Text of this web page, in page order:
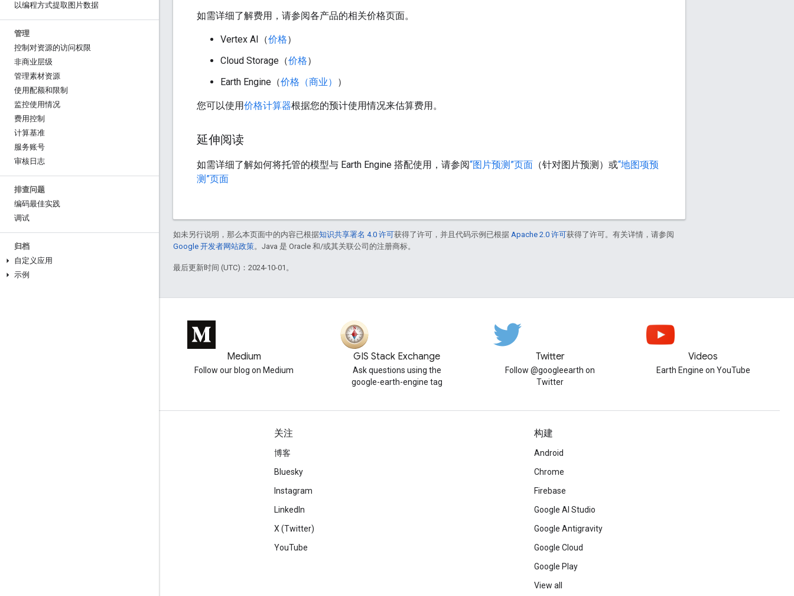
以编程方式提取图片数据
管理
控制对资源的访问权限
非商业层级
管理素材资源
使用配额和限制
监控使用情况
费用控制
计算基准
服务账号
审核日志
排查问题
编码最佳实践
调试
归档
自定义应用
示例
如需详细了解费用，请参阅各产品的相关价格页面。
Vertex AI（价格）
Cloud Storage（价格）
Earth Engine（价格（商业） ）
您可以使用价格计算器根据您的预计使用情况来估算费用。
延伸阅读
如需详细了解如何将托管的模型与 Earth Engine 搭配使用，请参阅“图片预测”页面 （针对图片预测）或“地图项预
测”页面
如未另行说明，那么本页面中的内容已根据知识共享署名 4.0 许可获得了许可，并且代码示例已根据 Apache 2.0 许可获得了许可。有关详情，请参阅
Google 开发者网站政策。Java 是 Oracle 和/或其关联公司的注册商标。
最后更新时间 (UTC)：2024-10-01。
Medium
Follow our blog on Medium
GIS Stack Exchange
Ask questions using the
google-earth-engine tag
Twitter
Follow @googleearth on
Twitter
Videos
Earth Engine on YouTube
关注
博客
Bluesky
Instagram
LinkedIn
X (Twitter)
YouTube
构建
Android
Chrome
Firebase
Google AI Studio
Google Antigravity
Google Cloud
Google Play
View all